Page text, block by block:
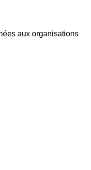
aux organisations